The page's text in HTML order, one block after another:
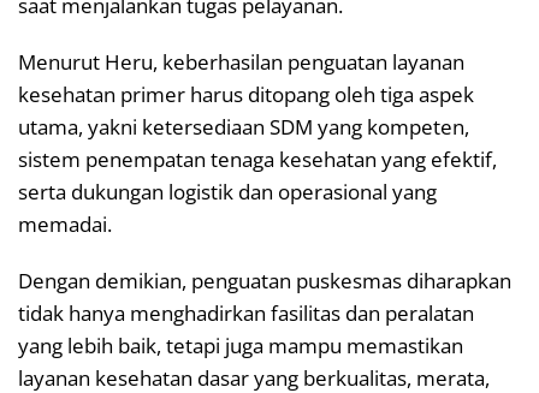
Menurut Heru, keberhasilan penguatan layanan
kesehatan primer harus ditopang oleh tiga aspek
utama, yakni ketersediaan SDM yang kompeten,
sistem penempatan tenaga kesehatan yang efektif,
serta dukungan logistik dan operasional yang
memadai.
Dengan demikian, penguatan puskesmas diharapkan
tidak hanya menghadirkan fasilitas dan peralatan
yang lebih baik, tetapi juga mampu memastikan
layanan kesehatan dasar yang berkualitas, merata,